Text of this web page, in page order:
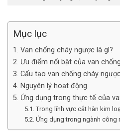
Mục lục
1. Van chống cháy ngược là gì?
2. Ưu điểm nổi bật của van
3. Cấu tạo van chống cháy
4. Nguyên lý hoạt động
5. Ứng dụng trong thực tế của
5.1. Trong lĩnh vực cắt hàn kim
5.2. Ứng dụng trong ngành công